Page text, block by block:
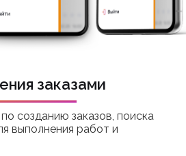
заказами
созданию заказов, поиска
выполнения работ и